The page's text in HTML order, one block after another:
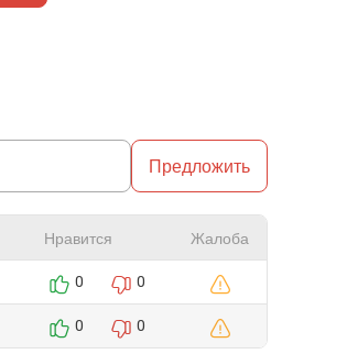
Предложить
Нравится Жалоба
0 0
0 0